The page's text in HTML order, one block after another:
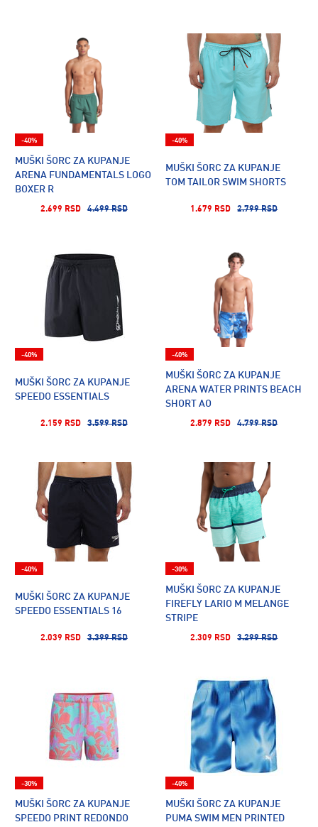
MUŠKI ŠORC ZA KUPANJE
ARENA FUNDAMENTALS LOGO
BOXER R
2.699 RSD 4.499 RSD
-40%
MUŠKI ŠORC ZA KUPANJE
TOM TAILOR SWIM SHORTS
1.679 RSD 2.799 RSD
-40%
MUŠKI ŠORC ZA KUPANJE
SPEEDO ESSENTIALS
2.159 RSD 3.599 RSD
-40%
MUŠKI ŠORC ZA KUPANJE
ARENA WATER PRINTS BEACH
SHORT AO
2.879 RSD 4.799 RSD
-40%
MUŠKI ŠORC ZA KUPANJE
SPEEDO ESSENTIALS 16
2.039 RSD 3.399 RSD
-40%
MUŠKI ŠORC ZA KUPANJE
FIREFLY LARIO M MELANGE
STRIPE
2.309 RSD 3.299 RSD
-30%
MUŠKI ŠORC ZA KUPANJE
SPEEDO PRINT REDONDO
-30%
MUŠKI ŠORC ZA KUPANJE
PUMA SWIM MEN PRINTED
-40%